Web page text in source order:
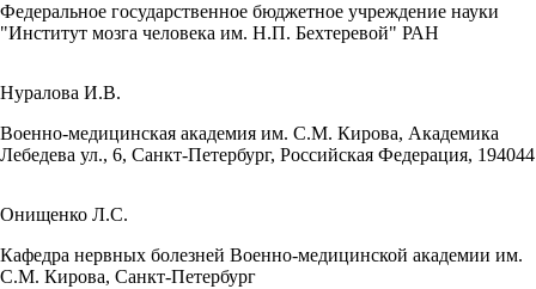
Федеральное государственное бюджетное учреждение науки
"Институт мозга человека им. Н.П. Бехтеревой" РАН
Нуралова И.В.
Военно-медицинская академия им. С.М. Кирова, Академика
Лебедева ул., 6, Санкт-Петербург, Российская Федерация, 194044
Онищенко Л.С.
Кафедра нервных болезней Военно-медицинской академии им.
С.М. Кирова, Санкт-Петербург